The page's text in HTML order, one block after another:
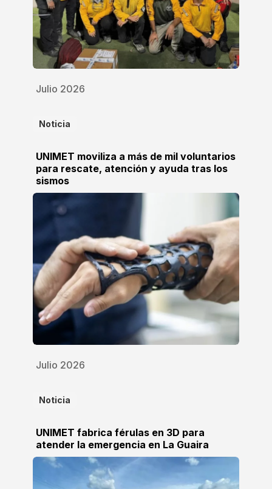
Julio 2026
Noticia
UNIMET moviliza a más de mil voluntarios
para rescate, atención y ayuda tras los
sismos
Julio 2026
Noticia
UNIMET fabrica férulas en 3D para
atender la emergencia en La Guaira